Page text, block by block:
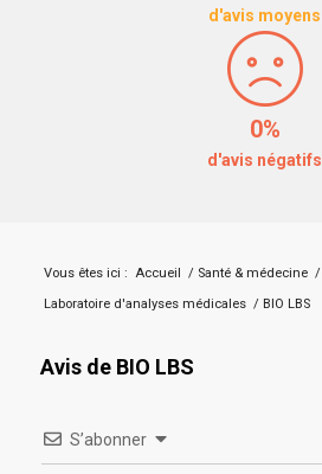
d'avis moyens
0%
d'avis négatifs
Vous êtes ici : Accueil / Santé & médecine /
Laboratoire d'analyses médicales / BIO LBS
Avis de BIO LBS
S’abonner